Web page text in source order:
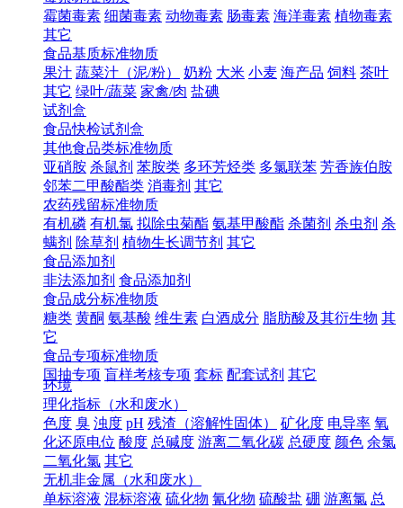
霉菌毒素 细菌毒素 动物毒素 肠毒素 海洋毒素 植物毒素
其它
食品基质标准物质
果汁 蔬菜汁（泥/粉） 奶粉 大米 小麦 海产品 饲料 茶叶
其它 绿叶/蔬菜 家禽/肉 盐碘
试剂盒
食品快检试剂盒
其他食品类标准物质
亚硝胺 杀鼠剂 苯胺类 多环芳烃类 多氯联苯 芳香族伯胺
邻苯二甲酸酯类 消毒剂 其它
农药残留标准物质
有机磷 有机氯 拟除虫菊酯 氨基甲酸酯 杀菌剂 杀虫剂 杀
螨剂 除草剂 植物生长调节剂 其它
食品添加剂
非法添加剂 食品添加剂
食品成分标准物质
糖类 黄酮 氨基酸 维生素 白酒成分 脂肪酸及其衍生物 其
它
食品专项标准物质
国抽专项 盲样考核专项 套标 配套试剂 其它
环境
理化指标（水和废水）
色度 臭 浊度 pH 残渣（溶解性固体） 矿化度 电导率 氧
化还原电位 酸度 总碱度 游离二氧化碳 总硬度 颜色 余氯
二氧化氯 其它
无机非金属（水和废水）
单标溶液 混标溶液 硫化物 氰化物 硫酸盐 硼 游离氯 总